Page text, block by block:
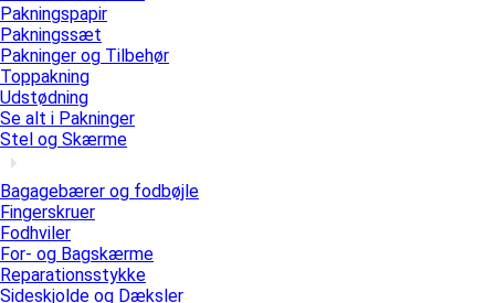
Pakningspapir
Pakningssæt
Pakninger og Tilbehør
Toppakning
Udstødning
Se alt i Pakninger
Stel og Skærme
Bagagebærer og fodbøjle
Fingerskruer
Fodhviler
For- og Bagskærme
Reparationsstykke
Sideskjolde og Dæksler